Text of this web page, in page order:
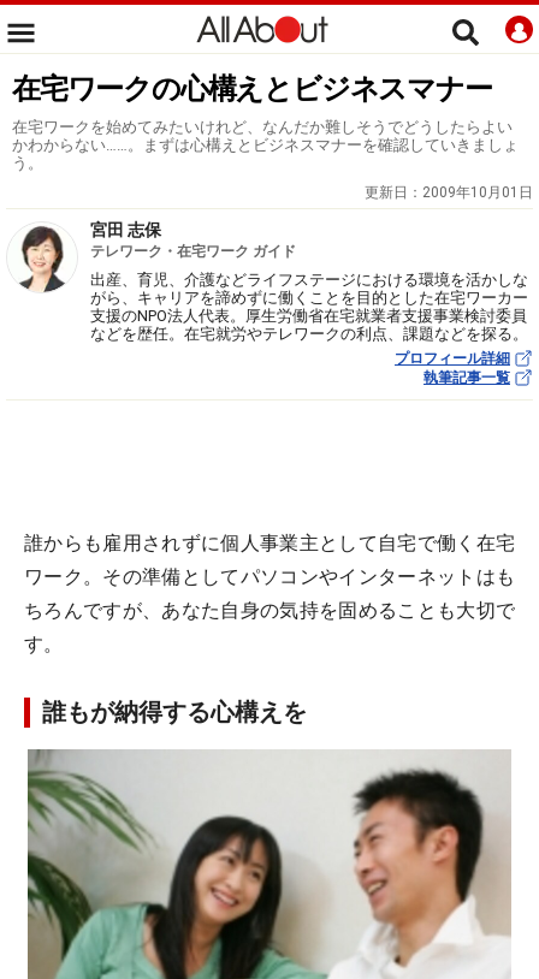
在宅ワークの心構えとビジネスマナー
在宅ワークを始めてみたいけれど、なんだか難しそうでどうしたらよい
かわからない……。まずは心構えとビジネスマナーを確認していきましょ
う。
更新日： 2009年10月01日
宮田 志保
テレワーク・在宅ワーク ガイド
出産、育児、介護などライフステージにおける環境を活かしな
がら、キャリアを諦めずに働くことを目的とした在宅ワーカー
支援のNPO法人代表。厚生労働省在宅就業者支援事業検討委員
などを歴任。在宅就労やテレワークの利点、課題などを探る。
プロフィール詳細
執筆記事一覧
誰からも雇用されずに個人事業主として自宅で働く在宅
ワーク。その準備としてパソコンやインターネットはも
ちろんですが、あなた自身の気持を固めることも大切で
す。
誰もが納得する心構えを